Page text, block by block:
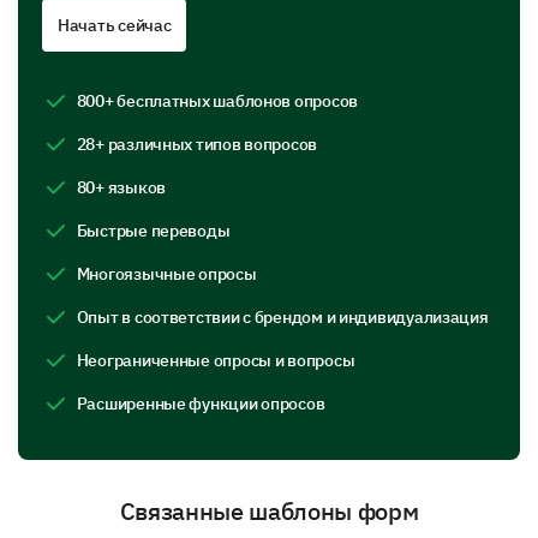
Event Schedule
you attended?
Начать сейчас
800+ бесплатных шаблонов опросов
28+ различных типов вопросов
80+ языков
Быстрые переводы
Многоязычные опросы
Опыт в соответствии с брендом и индивидуализация
Неограниченные опросы и вопросы
Расширенные функции опросов
Связанные шаблоны форм